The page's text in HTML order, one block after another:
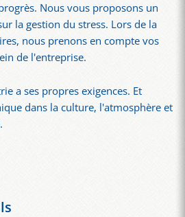
Nous vous proposons un
la gestion du stress. Lors de la
nous prenons en compte vos
de l'entreprise.
a ses propres exigences. Et
dans la culture, l'atmosphère et